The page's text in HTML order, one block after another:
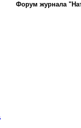
Форум журнала